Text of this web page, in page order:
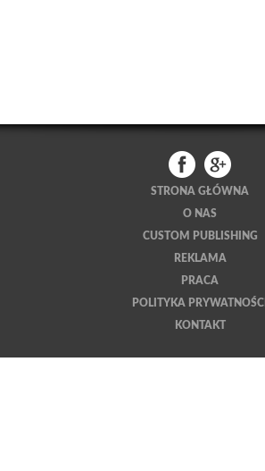
STRONA GŁÓWNA
O NAS
CUSTOM PUBLISHING
REKLAMA
PRACA
POLITYKA PRYWATNOŚCI
KONTAKT